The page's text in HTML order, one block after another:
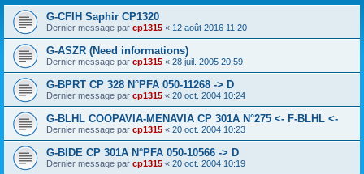
G-CFIH Saphir CP1320
Dernier message par cp1315 « 12 août 2016 11:20
G-ASZR (Need informations)
Dernier message par cp1315 « 28 juil. 2005 20:59
G-BPRT CP 328 N°PFA 050-11268 -> D
Dernier message par cp1315 « 20 oct. 2004 10:24
G-BLHL COOPAVIA-MENAVIA CP 301A N°275 <- F-BLHL <-
Dernier message par cp1315 « 20 oct. 2004 10:23
G-BIDE CP 301A N°PFA 050-10566 -> D
Dernier message par cp1315 « 20 oct. 2004 10:19